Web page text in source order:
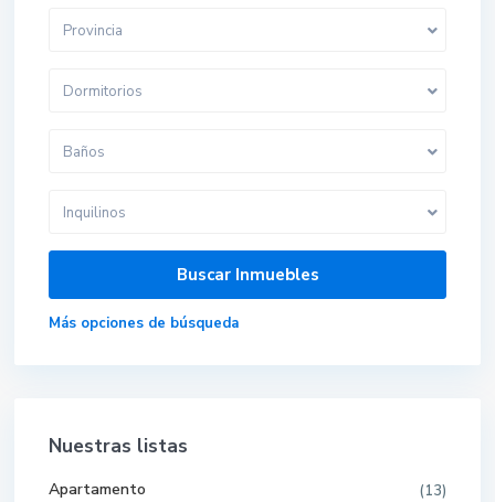
Provincia
Dormitorios
Baños
Inquilinos
Más opciones de búsqueda
Nuestras listas
Apartamento (13)